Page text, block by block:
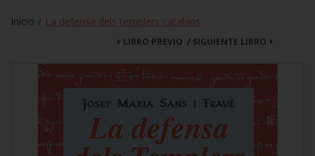
Inicio / La defensa dels templers catalans
SIGUIENTE LIBRO
LIBRO PREVIO /